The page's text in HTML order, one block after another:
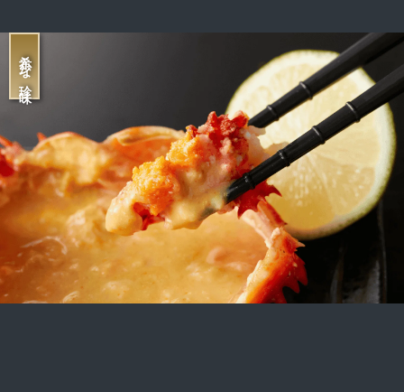
希少な珍味